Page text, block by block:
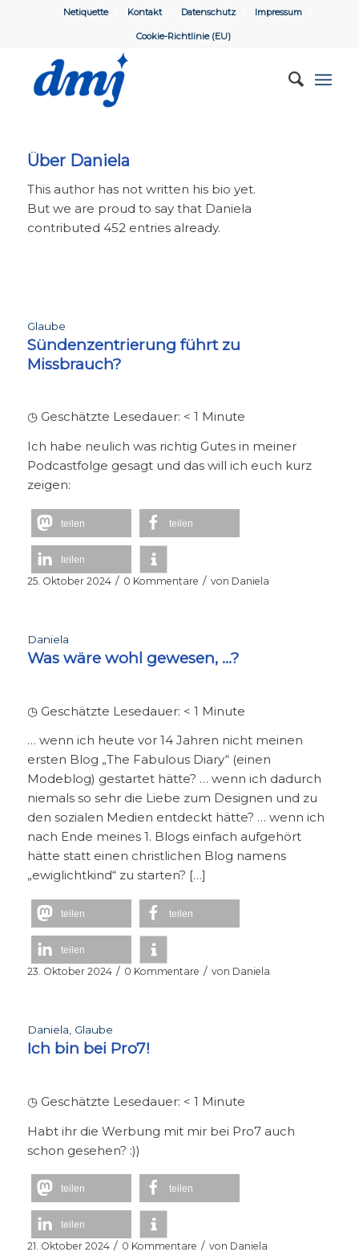
Netiquette Kontakt Datenschutz Impressum
Cookie-Richtlinie (EU)
Über Daniela
This author has not written his bio yet.
But we are proud to say that Daniela
contributed 452 entries already.
Glaube
Sündenzentrierung führt zu
Missbrauch?
◷ Geschätzte Lesedauer: < 1 Minute
Ich habe neulich was richtig Gutes in meiner
Podcastfolge gesagt und das will ich euch kurz
zeigen:
teilen teilen
teilen
25. Oktober 2024 / 0 Kommentare / von Daniela
Daniela
Was wäre wohl gewesen, …?
◷ Geschätzte Lesedauer: < 1 Minute
… wenn ich heute vor 14 Jahren nicht meinen
ersten Blog „The Fabulous Diary“ (einen
Modeblog) gestartet hätte? … wenn ich dadurch
niemals so sehr die Liebe zum Designen und zu
den sozialen Medien entdeckt hätte? … wenn ich
nach Ende meines 1. Blogs einfach aufgehört
hätte statt einen christlichen Blog namens
„ewiglichtkind“ zu starten? […]
teilen teilen
teilen
23. Oktober 2024 / 0 Kommentare / von Daniela
Daniela Glaube
Ich bin bei Pro7!
◷ Geschätzte Lesedauer: < 1 Minute
Habt ihr die Werbung mit mir bei Pro7 auch
schon gesehen? :))
teilen teilen
teilen
21. Oktober 2024 / 0 Kommentare / von Daniela